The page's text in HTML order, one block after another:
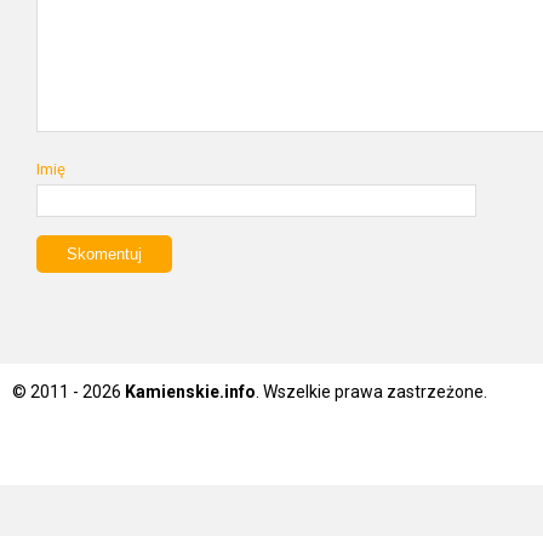
Imię
© 2011 - 2026 Kamienskie.info . Wszelkie prawa zastrzeżone.